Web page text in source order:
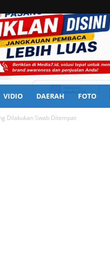
VIDIO DAERAH FOTO
Dilakukan Swab Ditempat